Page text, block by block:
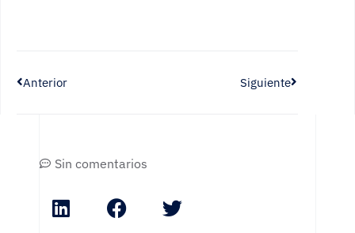
Anterior Siguiente
Sin comentarios